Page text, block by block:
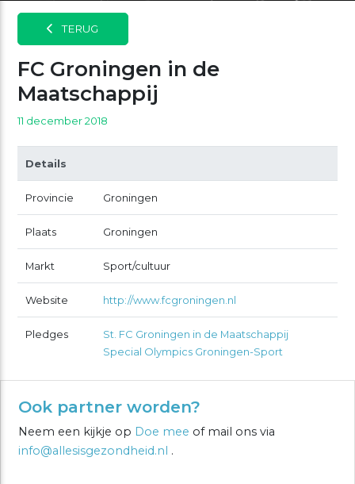
TERUG
FC Groningen in de
Maatschappij
11 december 2018
Details
Provincie Groningen
Plaats Groningen
Markt Sport/cultuur
Website http://www.fcgroningen.nl
Pledges
St. FC Groningen in de Maatschappij
Special Olympics Groningen-Sport
Ook partner worden?
Neem een kijkje op Doe mee of mail ons via
info@allesisgezondheid.nl .